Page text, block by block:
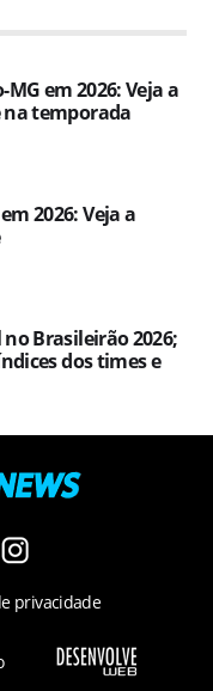
em 2026: Veja a
temporada
2026: Veja a
Brasileirão 2026;
dos times e
privacidade